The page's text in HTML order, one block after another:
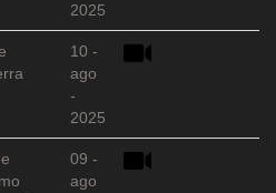
2025
10 -
ago
-
2025
09 -
ago